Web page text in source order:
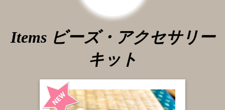
Items ビーズ・アクセサリー
キット